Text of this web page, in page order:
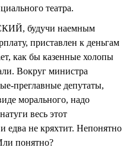
театра.
будучи наемным
приставлен к деньгам
как бы казенные холопы
Вокруг министра
преглавные депутаты,
морального, надо
весь этот
едва не кряхтит. Непонятно
понятно?